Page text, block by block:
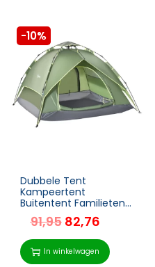
-10%
Dubbele Tent
Kampeertent
Buitentent Familietent
Quick Up Tent 2
Volwassenen + 1 Kind 4
Seizoenen Waterdichte
Draagtas 2 Deuren
Polyester + Glasvezel
91,95 82,76
In winkelwagen